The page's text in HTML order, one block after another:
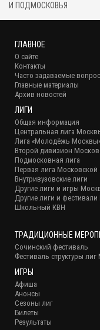
И ПОДМОСКОВЬЯ
ГЛАВНОЕ
О сайте
Контакты
Часто задаваемые
Главные материалы
Архив новостей
ЛИГИ
Общая информация
Центральная лига
Лига «Молодёжь
Второй дивизион
Подмосковная лига
Первая лига Московской
Внутривузовские лиги
Другие лиги и игры
Другие лиги и
Школьный КВН
ТРАДИЦИОННЫЕ
Сочинский фестиваль
Фестиваль структуры
ИГРЫ
Афиша
Анонсы
Сезоны лиг
Билеты
Результаты